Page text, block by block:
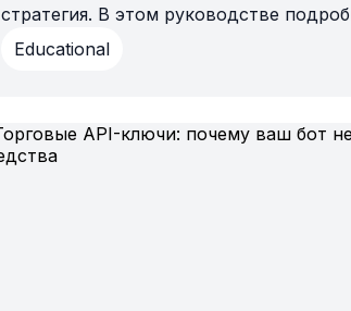
стратегия. В этом руководстве
меняется, сравниваются настройки
Educational